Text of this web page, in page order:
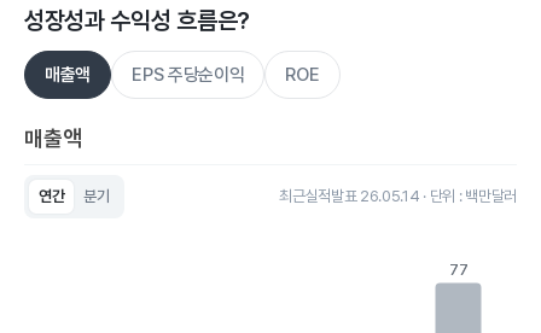
성장성과 수익성 흐름은?
매출액 EPS 주당순이익 ROE
매출액
연간 분기 최근실적발표 26.05.14 · 단위 : 백만달러
77
77